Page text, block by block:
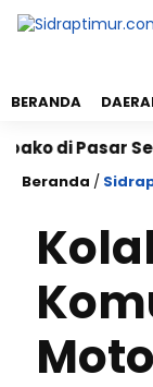
BERANDA
Pasar Sentral
Beranda /